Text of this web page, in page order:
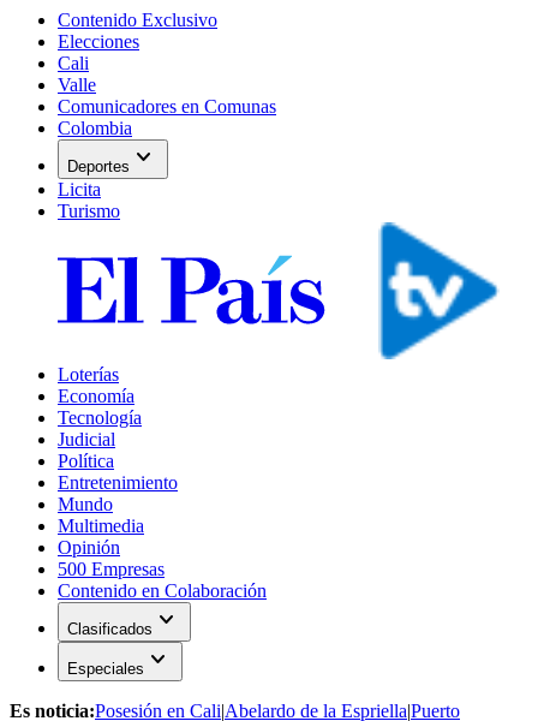
Contenido Exclusivo
Elecciones
Cali
Valle
Comunicadores en Comunas
Colombia
Deportes expand_more
Licita
Turismo
Loterías
Economía
Tecnología
Judicial
Política
Entretenimiento
Mundo
Multimedia
Opinión
500 Empresas
Contenido en Colaboración
Clasificados expand_more
Especiales expand_more
Es noticia:Posesión en Cali|Abelardo de la Espriella|Puerto